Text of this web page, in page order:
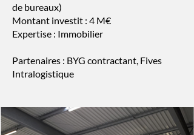
de bureaux)
Montant investit : 4 M€
Expertise : Immobilier
Partenaires : BYG contractant, Fives
Intralogistique